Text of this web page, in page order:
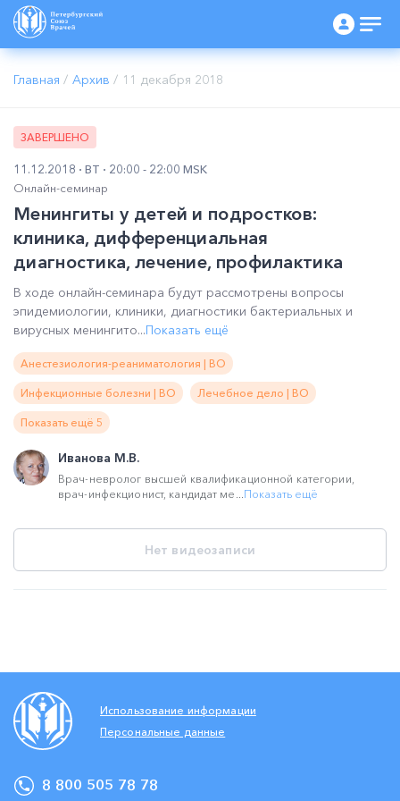
Главная / Архив / 11 декабря 2018
ЗАВЕРШЕНО
11.12.2018 ВТ
20:00 - 22:00 MSK
Онлайн-семинар
Менингиты у детей и подростков:
клиника, дифференциальная
диагностика, лечение, профилактика
В ходе онлайн-семинара будут рассмотрены вопросы
эпидемиологии, клиники, диагностики бактериальных и
вирусных менингито...Показать ещё
Анестезиология-реаниматология | ВО
Инфекционные болезни | ВО Лечебное дело | ВО
Показать ещё 5
Иванова М.В.
Врач-невролог высшей квалификационной категории,
врач-инфекционист, кандидат ме...Показать ещё
Нет видеозаписи
Использование информации
Персональные данные
8 800 505 78 78